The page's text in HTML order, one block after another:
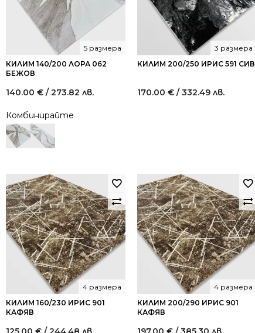
КИЛИМ 140/200 ЛОРА 062
БЕЖОВ
5 размера
140.00 € / 273.82 лв.
Комбинирайте
КИЛИМ 200/250 ИРИС 591 СИВ
3 размера
170.00 € / 332.49 лв.
КИЛИМ 160/230 ИРИС 901
КАФЯВ
4 размера
КИЛИМ 200/290 ИРИС 901
КАФЯВ
4 размера